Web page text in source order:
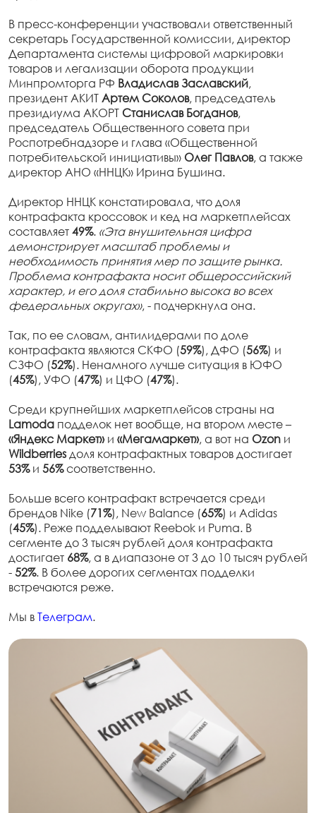
В пресс-конференции участвовали ответственный
секретарь Государственной комиссии, директор
Департамента системы цифровой маркировки
товаров и легализации оборота продукции
Минпромторга РФ Владислав Заславский,
президент АКИТАртем Соколов, председатель
президиума АКОРТ Станислав Богданов,
председатель Общественного совета при
Роспотребнадзоре и глава «Общественной
потребительской инициативы» Олег Павлов, а также
директор АНО «ННЦК» Ирина Бушина.
Директор ННЦК констатировала, что доля
контрафакта кроссовок и кед на маркетплейсах
составляет49%. «Эта внушительная цифра
демонстрирует масштаб проблемы и
необходимость принятия мер по защите рынка.
Проблема контрафакта носит общероссийский
характер, и его доля стабильно высока во всех
федеральных округах», - подчеркнула она.
Так, по ее словам, антилидерами по доле
контрафакта являются СКФО (59%), ДФО (56%) и
СЗФО (52%). Ненамного лучше ситуация в ЮФО
(45%), УФО (47%) и ЦФО (47%).
Среди крупнейших маркетплейсов страны на
Lamoda подделок нет вообще, на втором месте –
«Яндекс Маркет»и «Мегамаркет», а вот на Ozon и
Wildberriesдоля контрафактных товаров достигает
53%и 56%соответственно.
Больше всего контрафакт встречается среди
брендов Nike (71%), New Balance (65%) и Adidas
(45%). Реже подделывают Reebok и Puma. В
сегменте до 3 тысяч рублей доля контрафакта
достигает 68%, а в диапазоне от 3 до 10 тысяч рублей
-52%. В более дорогих сегментах подделки
встречаются реже.
Мы вТелеграм.